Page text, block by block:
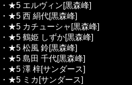
・★5 エルヴィン[黒森峰]
・★5 西 絹代[黒森峰]
・★5 カチューシャ[黒森峰]
・★5 鶴姫 しずか[黒森峰]
・★5 松風 鈴[黒森峰]
・★5 島田 千代[黒森峰]
・★5 澤 梓[サンダース]
・★5 ミカ[サンダース]